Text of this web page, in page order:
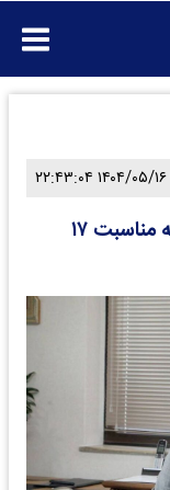
یادداشت رئیس هیات عامل ایمیدرو به مناسبت ۱۷